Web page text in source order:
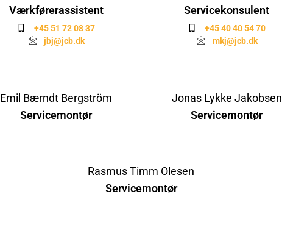
Værkførerassistent
+45 51 72 08 37
jbj@jcb.dk
Servicekonsulent
+45 40 40 54 70
mkj@jcb.dk
Emil Bærndt Bergström
Servicemontør
Jonas Lykke Jakobsen
Servicemontør
Rasmus Timm Olesen
Servicemontør